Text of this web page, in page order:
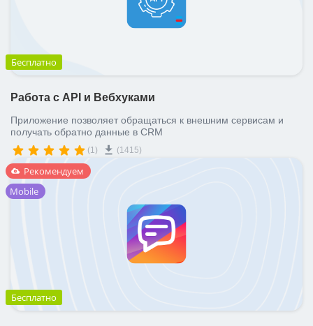
Бесплатно
Работа с API и Вебхуками
Приложение позволяет обращаться к внешним сервисам и
получать обратно данные в CRM
(1) (1415)
Рекомендуем
Mobile
Бесплатно